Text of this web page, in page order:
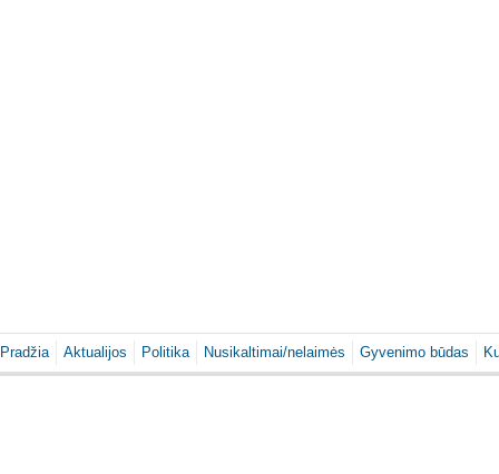
Pradžia Aktualijos Politika Nusikaltimai/nelaimės Gyvenimo būdas